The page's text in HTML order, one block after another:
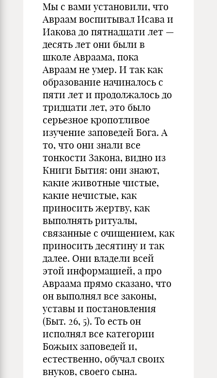
Мы с вами установили, что
Авраам воспитывал Исава и
Иакова до пятнадцати лет —
десять лет они были в
школе Авраама, пока
Авраам не умер. И так как
образование начиналось с
пяти лет и продолжалось до
тридцати лет, это было
серьезное кропотливое
изучение заповедей Бога. А
то, что они знали все
тонкости Закона, видно из
Книги Бытия: они знают,
какие животные чистые,
какие нечистые, как
приносить жертву, как
выполнять ритуалы,
связанные с очищением, как
приносить десятину и так
далее. Они владели всей
этой информацией, а про
Авраама прямо сказано, что
он выполнял все законы,
уставы и постановления
(Быт. 26, 5). То есть он
исполнял все категории
Божьих заповедей и,
естественно, обучал своих
внуков, своего сына.